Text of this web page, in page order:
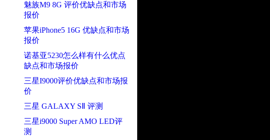
魅族M9 8G 评价优缺点和市场
报价
苹果iPhone5 16G 优缺点和市场
报价
诺基亚5230怎么样有什么优点
缺点和市场报价
三星I9000评价优缺点和市场报
价
三星 GALAXY SⅡ 评测
三星i9000 Super AMO LED评
测